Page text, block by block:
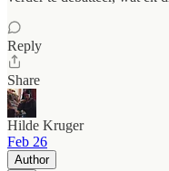
Reply
Share
Hilde Kruger
Feb 26
Author